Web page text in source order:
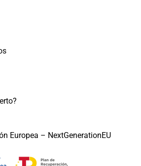
Europea – NextGenerationEU